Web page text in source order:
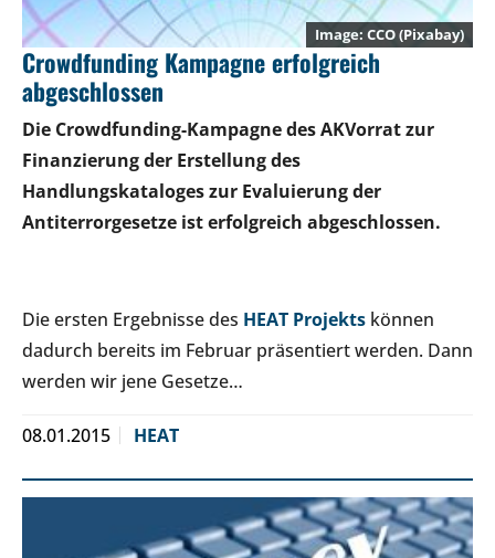
CCO (Pixabay)
Crowdfunding Kampagne erfolgreich
abgeschlossen
Die Crowdfunding-Kampagne des AKVorrat zur
Finanzierung der Erstellung des
Handlungskataloges zur Evaluierung der
Antiterrorgesetze ist erfolgreich abgeschlossen.
Die ersten Ergebnisse des HEAT Projekts können
dadurch bereits im Februar präsentiert werden. Dann
werden wir jene Gesetze…
08.01.2015 HEAT